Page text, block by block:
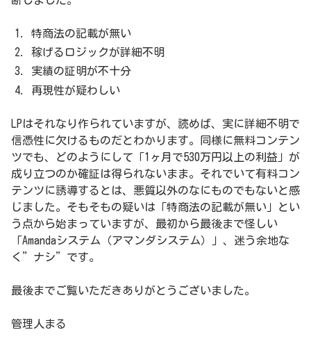
特商法の記載が無い
稼げるロジックが詳細不明
実績の証明が不十分
再現性が疑わしい
LPはそれなり作られていますが、読めば、実に詳細不明で
信憑性に欠けるものだとわかります。同様に無料コンテン
ツでも、どのようにして「1ヶ月で530万円以上の利益」が
成り立つのか確証は得られないまま。それでいて有料コン
テンツに誘導するとは、悪質以外のなにものでもないと感
じました。そもそもの疑いは「特商法の記載が無い」とい
う点から始まっていますが、最初から最後まで怪しい
「Amandaシステム（アマンダシステム）」、迷う余地な
く”ナシ”です。
最後までご覧いただきありがとうございました。
管理人まる